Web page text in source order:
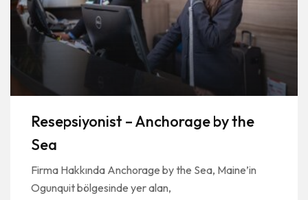
Resepsiyonist – Anchorage by the
Sea
Firma Hakkında Anchorage by the Sea, Maine’in
Ogunquit bölgesinde yer alan,